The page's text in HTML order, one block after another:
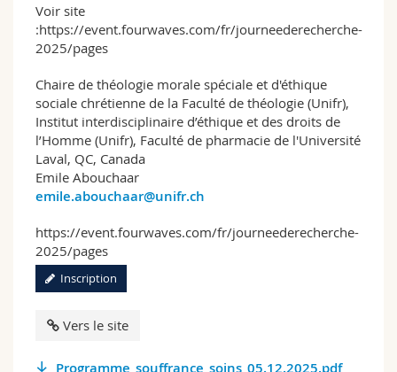
Voir site
:https://event.fourwaves.com/fr/journeederecherche-
2025/pages
Chaire de théologie morale spéciale et d'éthique
sociale chrétienne de la Faculté de théologie (Unifr),
Institut interdisciplinaire d’éthique et des droits de
l’Homme (Unifr), Faculté de pharmacie de l'Université
Laval, QC, Canada
Emile Abouchaar
emile.abouchaar@unifr.ch
https://event.fourwaves.com/fr/journeederecherche-
2025/pages
Inscription
Vers le site
Programme_souffrance_soins_05.12.2025.pdf